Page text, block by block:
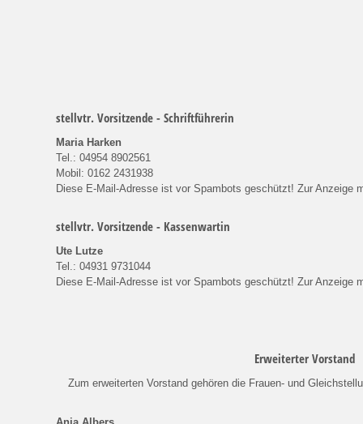
stellvtr. Vorsitzende - Schriftführerin
Maria Harken
Tel.: 04954 8902561
Mobil: 0162 2431938
Diese E-Mail-Adresse ist vor Spambots geschützt! Zur Anzeige
stellvtr. Vorsitzende - Kassenwartin
Ute Lutze
Tel.: 04931 9731044
Diese E-Mail-Adresse ist vor Spambots geschützt! Zur Anzeige
Erweiterter Vorstand
Zum erweiterten Vorstand gehören die Frauen- und